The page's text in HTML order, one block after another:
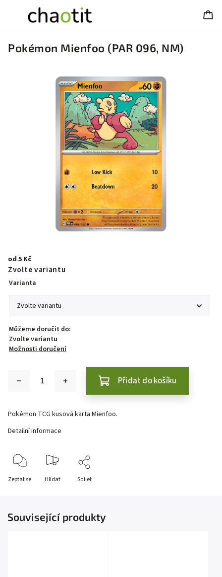
Pokémon Mienfoo (PAR 096, NM)
od 5 Kč
Zvolte variantu
Varianta
Můžeme doručit do:
Zvolte variantu
Možnosti doručení
Přidat do košíku
Pokémon TCG kusová karta Mienfoo.
Detailní informace
Zeptat se Hlídat Sdílet
Související produkty